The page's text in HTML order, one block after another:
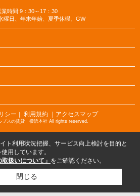
業時間:9：30～17：30
曜日、年末年始、夏季休暇、GW
シー 利用規約 ｜アクセスマップ
プスの賃貸 横浜本社 All rights reserved.
ト利用状況把握、サービス向上検討を目的と
用しています。
取扱いについて」 をご確認ください。
閉じる